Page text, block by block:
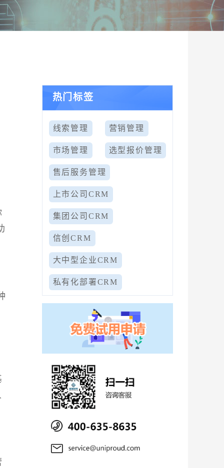
热门标签
线索管理 营销管理
市场管理 选型报价管理
售后服务管理
上市公司CRM
集团公司CRM
信创CRM
大中型企业CRM
私有化部署CRM